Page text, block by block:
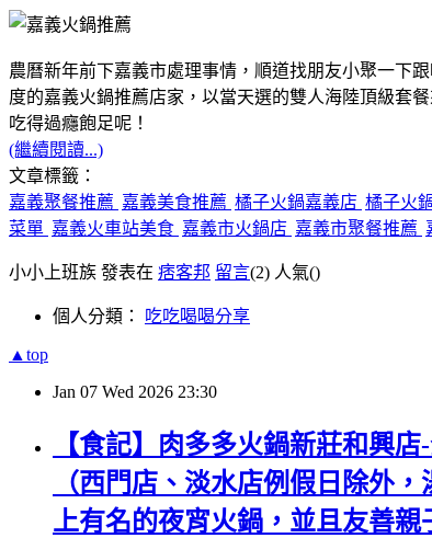
農曆新年前下嘉義市處理事情，順道找朋友小聚一下
度的嘉義火鍋推薦店家，以當天選的雙人海陸頂級套
吃得過癮飽足呢！
(繼續閱讀...)
文章標籤：
嘉義聚餐推薦 嘉義美食推薦 橘子火鍋嘉義店 橘子火
菜單 嘉義火車站美食 嘉義市火鍋店 嘉義市聚餐推薦
小小上班族 發表在 痞客邦 留言(2) 人氣()
個人分類： 吃吃喝喝分享
▲top
Jan 07 Wed 2026 23:30
【食記】肉多多火鍋新莊和興
（西門店、淡水店例假日除外
上有名的夜宵火鍋，並且友善親